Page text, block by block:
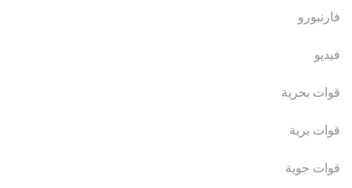
فارنبورو
فيديو
قوات بحرية
قوات برية
قوات جوية